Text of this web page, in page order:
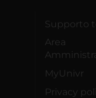
Supporto
Area
MyUnivr
Privacy